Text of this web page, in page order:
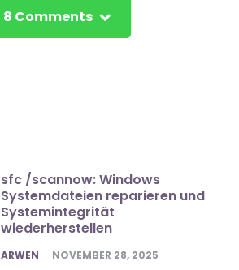
8 Comments
sfc /scannow: Windows
Systemdateien reparieren und
Systemintegrität
wiederherstellen
POSTED
ARWEN NOVEMBER 28, 2025